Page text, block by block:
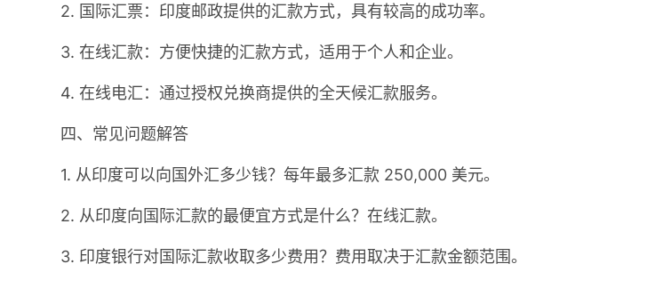
2. 国际汇票：印度邮政提供的汇款方式，具有较高的成功率。
3. 在线汇款：方便快捷的汇款方式，适用于个人和企业。
4. 在线电汇：通过授权兑换商提供的全天候汇款服务。
四、常见问题解答
1. 从印度可以向国外汇多少钱？每年最多汇款 250,000 美元。
2. 从印度向国际汇款的最便宜方式是什么？在线汇款。
3. 印度银行对国际汇款收取多少费用？费用取决于汇款金额范围。